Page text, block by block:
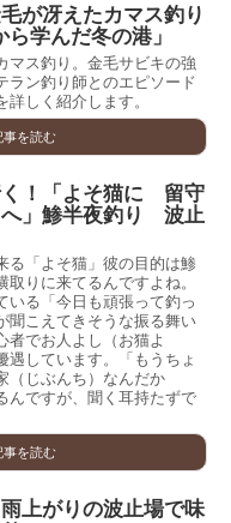
が冴えたカマス釣り
学んだ冬の港」
マス釣り。金毛サビキの強
ラン釣り師とのエピソード
しく紹介します。
事を読む
く！「よそ猫に 留守
」鯵半夜釣り 波止
る「よそ猫」彼の目的は鯵
りに来てるんですよね。
いる「今日も頑張って釣っ
聞こえてきそうな振る舞い
者でお人よし（お猫よ
遇しています。「もうちょ
（じぶんち）なんだか
んですが、聞く耳持たずで
事を読む
上がりの波止場で味